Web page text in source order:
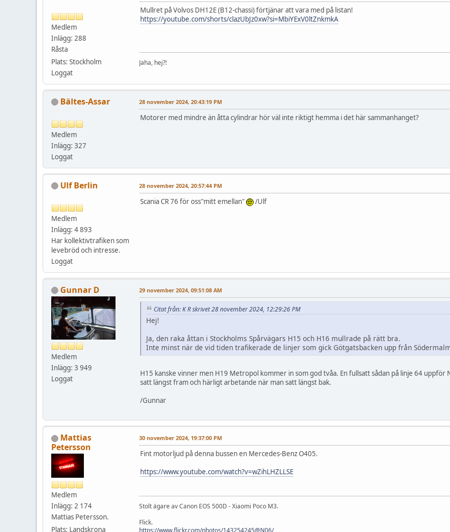
Medlem
Inlägg: 288
Råsta
Plats: Stockholm
Loggat
Mullret på Volvos DH12E (B12-chassi) förtjänar att vara med på listan!
https://youtube.com/shorts/clazUbJz0xw?si=MbiYExV0ltZnkmkA
Jaha, hej?!
Bältes-Assar
Medlem
Inlägg: 327
Loggat
28 november 2024, 20:43:19 PM
Motorer med mindre än åtta cylindrar hör väl inte riktigt hemma i det här sammanhanget?
Ulf Berlin
Medlem
Inlägg: 4 893
Har kollektivtrafiken som
levebröd och intresse.
Loggat
28 november 2024, 20:57:44 PM
Scania CR 76 för oss"mitt emellan" /Ulf
Gunnar D
Medlem
Inlägg: 3 949
Loggat
29 november 2024, 09:51:08 AM
Citat från: K R skrivet 28 november 2024, 12:29:26 PM
Hej!
Ja, den raka åttan i Stockholms Spårvägars H15 och H16 mullrade på rätt bra.
Inte minst när de vid tiden trafikerade de linjer som gick Götgatsbacken upp från
H15 kanske vinner men H19 Metropol kommer in som god tvåa. En fullsatt sådan på linje 64
satt längst fram och härligt arbetande när man satt längst bak.
/Gunnar
Mattias
Petersson
Medlem
Inlägg: 2 174
Mattias Petersson.
Plats: Landskrona
30 november 2024, 19:37:00 PM
Fint motorljud på denna bussen en Mercedes-Benz O405.
https://www.youtube.com/watch?v=wZihLHZLLSE
Stolt ägare av Canon EOS 500D - Xiaomi Poco M3.
Flick.